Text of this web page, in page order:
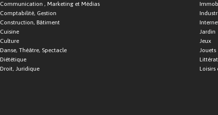
Communication , Marketing et Médias
Comptabilité, Gestion
Construction, Bâtiment
Cuisine
Culture
Danse, Théâtre, Spectacle
Diététique
Droit, Juridique
Jardin
Jeux
Jouets
Loisirs